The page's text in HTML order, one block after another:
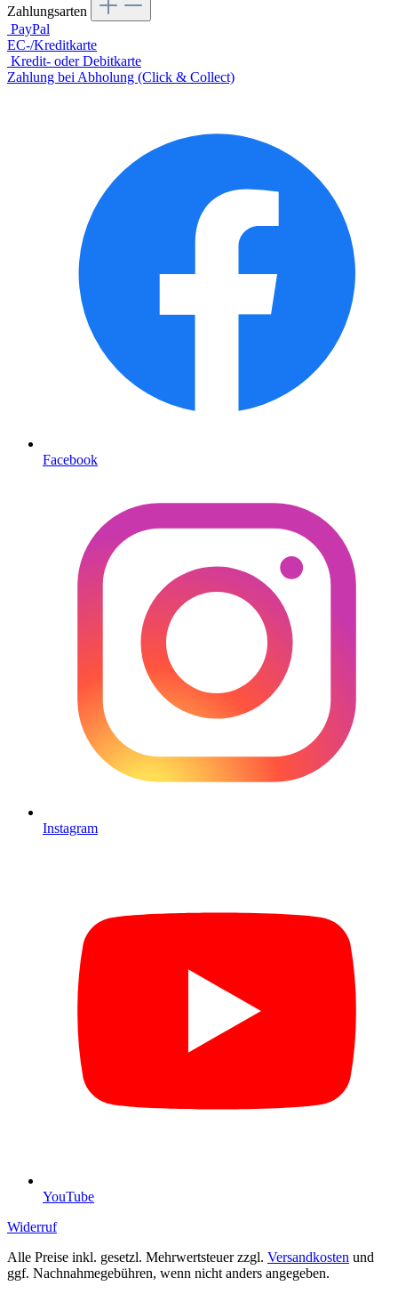
Zahlungsarten
PayPal
EC-/Kreditkarte
Kredit- oder Debitkarte
Zahlung bei Abholung (Click & Collect)
Facebook
Instagram
YouTube
Widerruf
Alle Preise inkl. gesetzl. Mehrwertsteuer zzgl. Versandkosten und
ggf. Nachnahmegebühren, wenn nicht anders angegeben.